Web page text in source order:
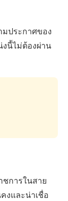
ประกาศของ
นี้ไม่ต้องผ่าน
การในสาย
งและน่าเชื่อ